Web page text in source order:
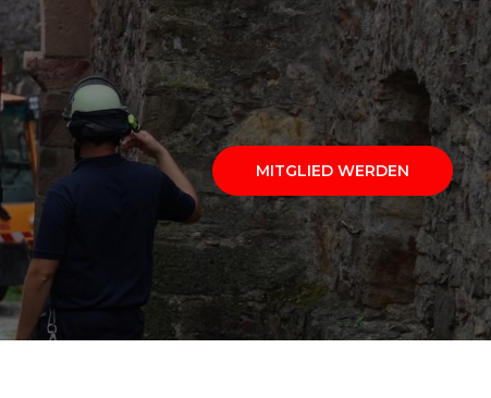
MITGLIED WERDEN